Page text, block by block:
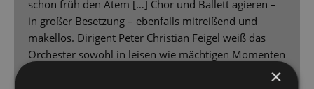
schon früh den Atem […] Chor und Ballett agieren –
in großer Besetzung – ebenfalls mitreißend und
makellos. Dirigent Peter Christian Feigel weiß das
Orchester sowohl in leisen wie mächtigen Momenten
×